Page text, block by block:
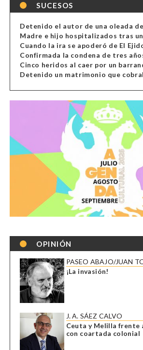
SUCESOS
Cuando la ira se apoderó de El
OPINIÓN
PASEO ABAJO/JUAN
¡La invasión!
J. A. SÁEZ CALVO
Ceuta y Melilla frente
con coartada colonial